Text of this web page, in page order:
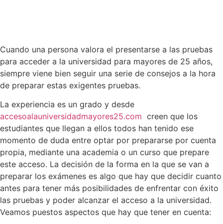
Cuando una persona valora el presentarse a las pruebas
para acceder a la universidad para mayores de 25 años,
siempre viene bien seguir una serie de consejos a la hora
de preparar estas exigentes pruebas.
La experiencia es un grado y desde
accesoalauniversidadmayores25.com creen que los
estudiantes que llegan a ellos todos han tenido ese
momento de duda entre optar por prepararse por cuenta
propia, mediante una academia o un curso que prepare
este acceso. La decisión de la forma en la que se van a
preparar los exámenes es algo que hay que decidir cuanto
antes para tener más posibilidades de enfrentar con éxito
las pruebas y poder alcanzar el acceso a la universidad.
Veamos puestos aspectos que hay que tener en cuenta: